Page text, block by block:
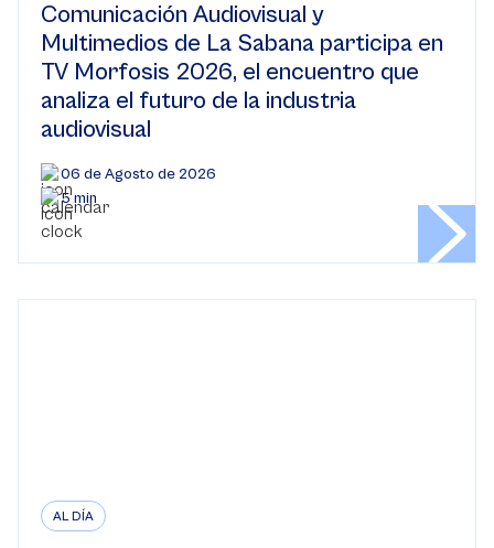
Comunicación Audiovisual y
Multimedios de La Sabana participa en
TV Morfosis 2026, el encuentro que
analiza el futuro de la industria
audiovisual
06 de Agosto de 2026
5 min
AL DÍA